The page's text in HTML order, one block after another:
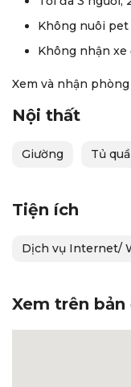
Không nuôi pet
Không nhận xe
Xem và nhận
Nội thất
Giường Tủ
Tiện ích
Dịch vụ Internet/
Xem trên bản